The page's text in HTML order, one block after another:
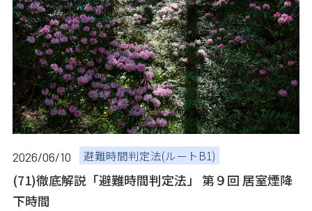
2026/06/10 避難時間判定法(ルートB1)
(71)徹底解説「避難時間判定法」 第９回 居室煙降
下時間